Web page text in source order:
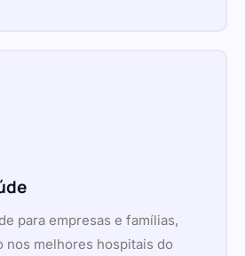
para empresas e famílias,
nos melhores hospitais do